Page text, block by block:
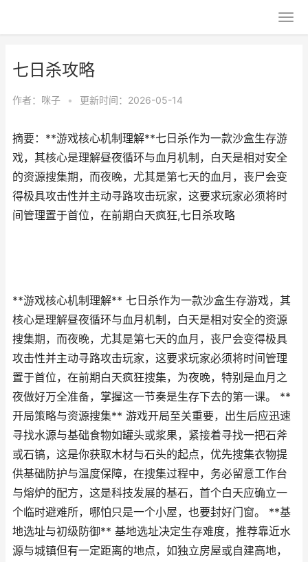
七日杀攻略
作者： 咪子 • 更新时间：2026-05-14
摘要：**游戏核心机制理解**七日杀作为一款沙盒生存游
戏，其核心是理解昼夜循环与血月机制，白天是相对安全
的资源搜集期，而夜晚，尤其是第七天的血月，丧尸会变
得极具攻击性并主动寻路攻击玩家，这要求玩家必须将时
间管理置于首位，在前期白天疯狂,七日杀攻略
**游戏核心机制理解** 七日杀作为一款沙盒生存游戏，其
核心是理解昼夜循环与血月机制，白天是相对安全的资源
搜集期，而夜晚，尤其是第七天的血月，丧尸会变得极具
攻击性并主动寻路攻击玩家，这要求玩家必须将时间管理
置于首位，在前期白天疯狂搜集，为夜晚，特别是血月之
夜做好万全准备，掌握这一节奏是生存下去的第一课。 **
开局策略与资源搜集** 游戏开局至关重要，出生后应迅速
寻找水源与基础食物如罐头或浆果，紧接着寻找一把石斧
或石镐，这是你获取木材与石头的起点，优先搜集衣物提
供基础防护与温度保障，在搜集过程中，务必留意工作台
与熔炉的配方，这是科技发展的基石，首个白天应确立一
个临时避难所，哪怕只是一个小屋，也要封好门窗。 **基
地选址与初级防御** 基地选址决定生存难度，推荐靠近水
源与城镇但有一定距离的地点，如独立房屋或自建高地，